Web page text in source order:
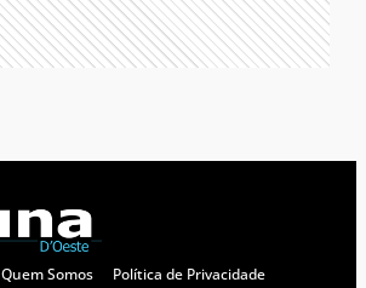
Quem Somos Política de Privacidade